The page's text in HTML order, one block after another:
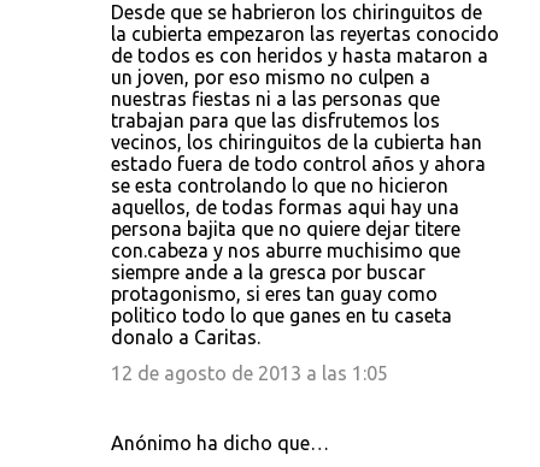
Desde que se habrieron los chiringuitos de
la cubierta empezaron las reyertas conocido
de todos es con heridos y hasta mataron a
un joven, por eso mismo no culpen a
nuestras fiestas ni a las personas que
trabajan para que las disfrutemos los
vecinos, los chiringuitos de la cubierta han
estado fuera de todo control años y ahora
se esta controlando lo que no hicieron
aquellos, de todas formas aqui hay una
persona bajita que no quiere dejar titere
con.cabeza y nos aburre muchisimo que
siempre ande a la gresca por buscar
protagonismo, si eres tan guay como
politico todo lo que ganes en tu caseta
donalo a Caritas.
12 de agosto de 2013 a las 1:05
Anónimo ha dicho que…